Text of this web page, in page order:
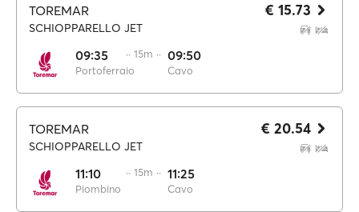
TOREMAR
SCHIOPPARELLO JET
09:35
Portoferraio
·· 15m ·· 09:50
Cavo
€ 15.73
TOREMAR
SCHIOPPARELLO JET
11:10
Piombino
·· 15m ·· 11:25
Cavo
€ 20.54